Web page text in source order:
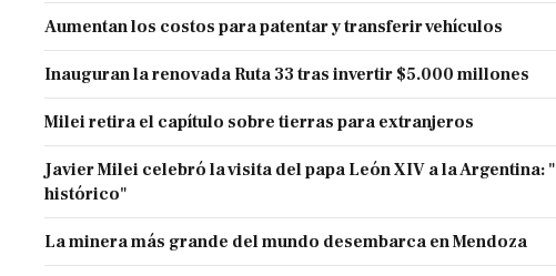
Aumentan los costos para patentar y transferir vehículos
Inauguran la renovada Ruta 33 tras invertir $5.000 millones
Milei retira el capítulo sobre tierras para extranjeros
Javier Milei celebró la visita del papa León XIV a la Argentina:
histórico"
La minera más grande del mundo desembarca en Mendoza